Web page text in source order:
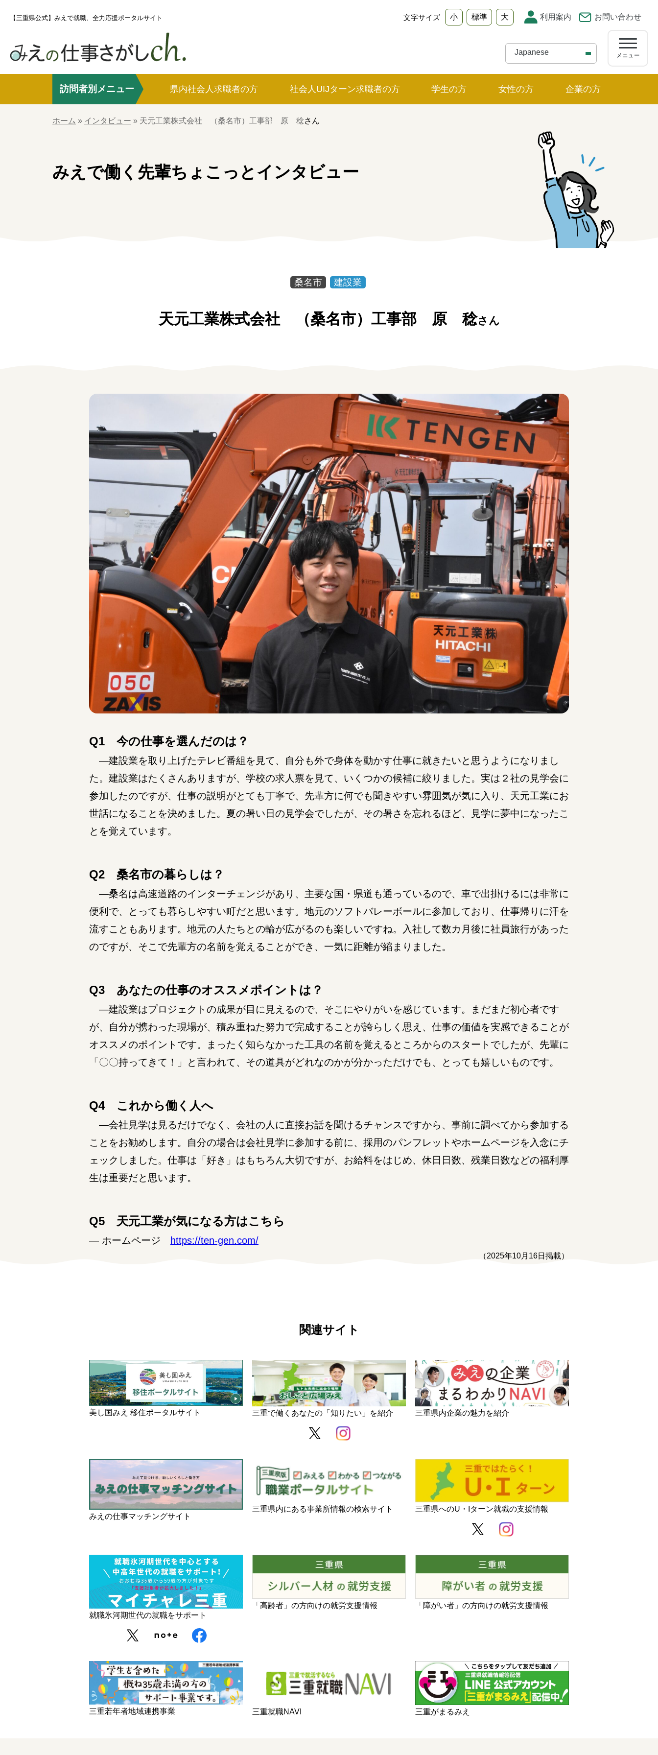
o
【三重県公式】みえで就職、全力応援ポータルサイト 文字サイズ 小 標準 大 利用案内 お問い合わせ
メニュー
ホーム イベントカレンダー
みえで働く先輩ちょこっとインタビュー
みえの就職情報関連サイト
おしごと広場みえ みえの企業まるわかりNAVI みえの仕事マッチングサイト
三重県版職業ポータルサイト マイチャレ三重 シルバー人材の就労支援 障がい者の就労支援
訪問者別メニュー 県内社会人求職者の方 社会人UIJターン求職者の方 学生の方 女性の方 企業の方
ホーム » インタビュー » 天元工業株式会社 （桑名市）工事部 原 稔さん
みえで働く先輩ちょこっとインタビュー
桑名市 建設業
天元工業株式会社 （桑名市）工事部 原 稔さん
Q1 今の仕事を選んだのは？
―建設業を取り上げたテレビ番組を見て、自分も外で身体を動かす仕事に就きたいと思うようになりまし
た。建設業はたくさんありますが、学校の求人票を見て、いくつかの候補に絞りました。実は２社の見学会に
参加したのですが、仕事の説明がとても丁寧で、先輩方に何でも聞きやすい雰囲気が気に入り、天元工業にお
世話になることを決めました。夏の暑い日の見学会でしたが、その暑さを忘れるほど、見学に夢中になったこ
とを覚えています。
Q2 桑名市の暮らしは？
―桑名は高速道路のインターチェンジがあり、主要な国・県道も通っているので、車で出掛けるには非常に
便利で、とっても暮らしやすい町だと思います。地元のソフトバレーボールに参加しており、仕事帰りに汗を
流すこともあります。地元の人たちとの輪が広がるのも楽しいですね。入社して数カ月後に社員旅行があった
のですが、そこで先輩方の名前を覚えることができ、一気に距離が縮まりました。
Q3 あなたの仕事のオススメポイントは？
―建設業はプロジェクトの成果が目に見えるので、そこにやりがいを感じています。まだまだ初心者です
が、自分が携わった現場が、積み重ねた努力で完成することが誇らしく思え、仕事の価値を実感できることが
オススメのポイントです。まったく知らなかった工具の名前を覚えるところからのスタートでしたが、先輩に
「〇〇持ってきて！」と言われて、その道具がどれなのかが分かっただけでも、とっても嬉しいものです。
Q4 これから働く人へ
―会社見学は見るだけでなく、会社の人に直接お話を聞けるチャンスですから、事前に調べてから参加する
ことをお勧めします。自分の場合は会社見学に参加する前に、採用のパンフレットやホームページを入念にチ
ェックしました。仕事は「好き」はもちろん大切ですが、お給料をはじめ、休日日数、残業日数などの福利厚
生は重要だと思います。
Q5 天元工業が気になる方はこちら
― ホームページ https://ten-gen.com/
（2025年10月16日掲載）
関連サイト
美し国みえ 移住ポータルサイト 三重で働くあなたの「知りたい」を紹介 三重県内企業の魅力を紹介
みえの仕事マッチングサイト
三重県内にある事業所情報の検索サイト 三重県へのU・Iターン就職の支援情報
就職氷河期世代の就職をサポート
「高齢者」の方向けの就労支援情報 「障がい者」の方向けの就労支援情報
三重若年者地域連携事業 三重就職NAVI 三重がまるみえ